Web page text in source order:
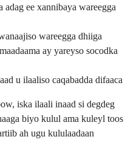
ee xannibaya wareegga
wareegga dhiiga
ay yareyso socodka
u ilaaliso caqabadda difaaca
iska ilaali inaad si degdeg
biyo kulul ama kuleyl toos
ah ugu kululaadaan